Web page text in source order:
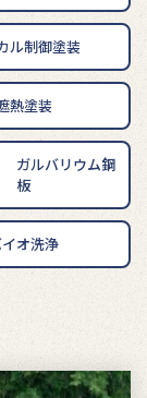
ル制御塗装
熱塗装
ガルバリウム鋼
板
オ洗浄